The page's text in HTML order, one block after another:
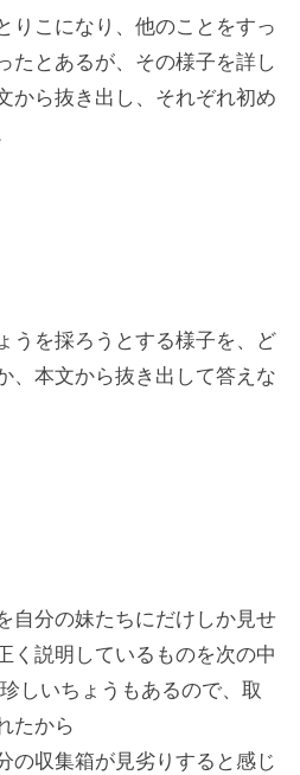
りこになり、他のことをすっ
たとあるが、その様子を詳し
から抜き出し、それぞれ初め
うを採ろうとする様子を、ど
、本文から抜き出して答えな
自分の妹たちにだけしか見せ
く説明しているものを次の中
しいちょうもあるので、取
たから
の収集箱が見劣りすると感じ